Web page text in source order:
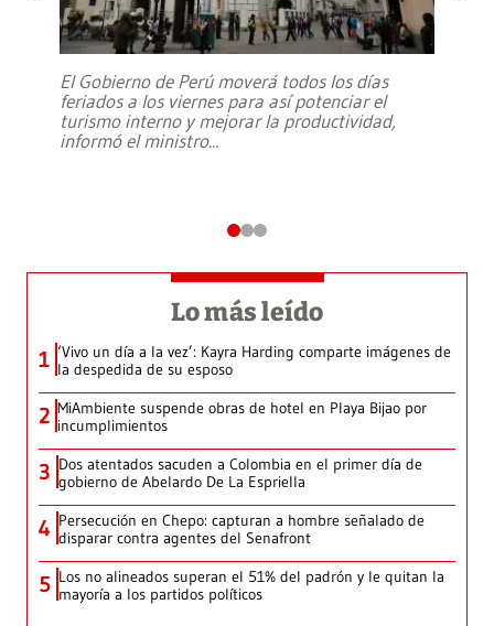
El Gobierno de Perú moverá todos los días
feriados a los viernes para así potenciar el
turismo interno y mejorar la productividad,
informó el ministro...
Lo más leído
1 ‘Vivo un día a la vez’: Kayra Harding comparte imágenes de
la despedida de su esposo
2 MiAmbiente suspende obras de hotel en Playa Bijao por
incumplimientos
3 Dos atentados sacuden a Colombia en el primer día de
gobierno de Abelardo De La Espriella
4 Persecución en Chepo: capturan a hombre señalado de
disparar contra agentes del Senafront
5 Los no alineados superan el 51% del padrón y le quitan la
mayoría a los partidos políticos